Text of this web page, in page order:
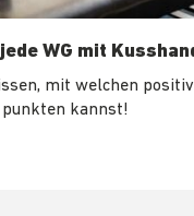
WG mit
mit welchen
punkten kannst!